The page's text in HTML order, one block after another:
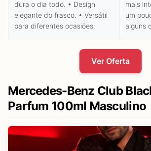
dura o dia todo. • Design
elegante do frasco. • Versátil
para diferentes ocasiões.
mais
um
alguns
Ver Oferta
Mercedes-Benz Club
Parfum 100ml Masculino